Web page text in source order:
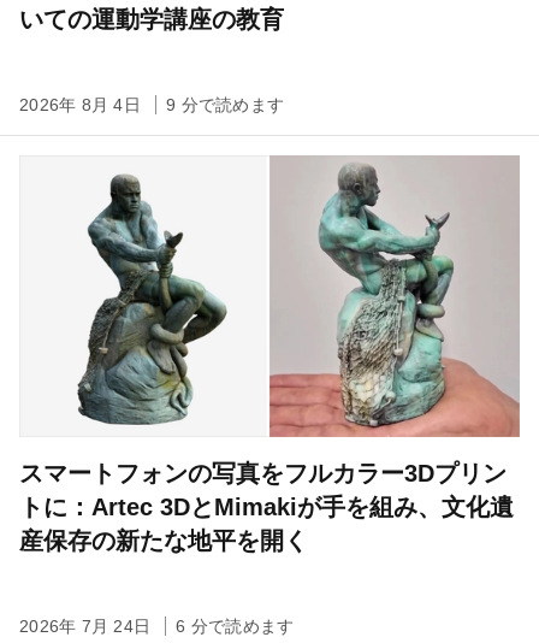
いての運動学講座の教育
2026年 8月 4日 9 分で読めます
スマートフォンの写真をフルカラー3Dプリン
トに：Artec 3DとMimakiが手を組み、文化遺
産保存の新たな地平を開く
2026年 7月 24日 6 分で読めます